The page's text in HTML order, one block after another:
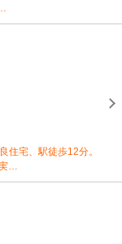
住宅、駅徒歩12分。
…